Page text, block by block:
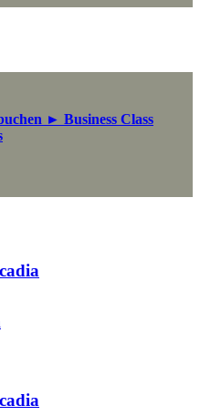
► Business Class